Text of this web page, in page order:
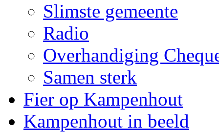
Slimste gemeente
Radio
Overhandiging
Samen sterk
Fier op Kampenhout
Kampenhout in beeld